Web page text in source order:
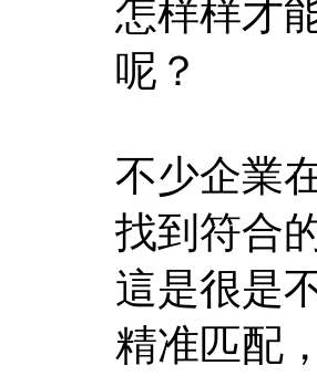
怎样样才
呢？
不少企業
找到符合
這是很是
精准匹配